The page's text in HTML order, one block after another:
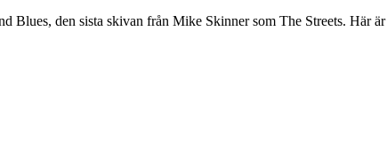
Blues, den sista skivan från Mike Skinner som The Streets. Här